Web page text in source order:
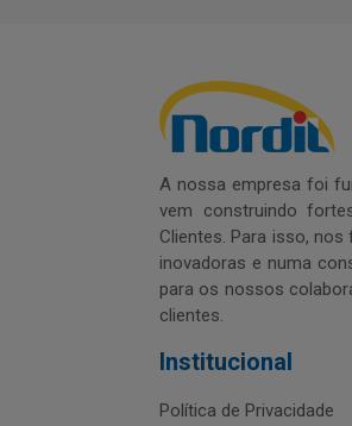
A nossa empresa foi
vem construindo
Clientes. Para isso,
inovadoras e numa
para os nossos
clientes.
Institucional
Política de Privacidade